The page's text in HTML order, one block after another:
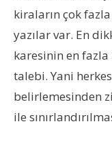
kiraların çok
yazılar var. En
karesinin en
talebi. Yani
belirlemesinden
ile